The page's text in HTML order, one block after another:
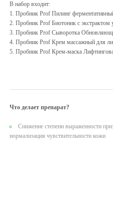
В набор входит:
1. Пробник Prof Пилинг
2. Пробник Prof Биотоник с экстрактом
3. Пробник Prof Сыворотка
4. Пробник Prof Крем массажный для
5. Пробник Prof Крем-маска
Что делает препарат?
Снижение степени выраженности
нормализация чувствительности кожи